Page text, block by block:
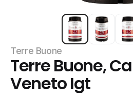
Terre Buone
Terre Buone,
Veneto Igt